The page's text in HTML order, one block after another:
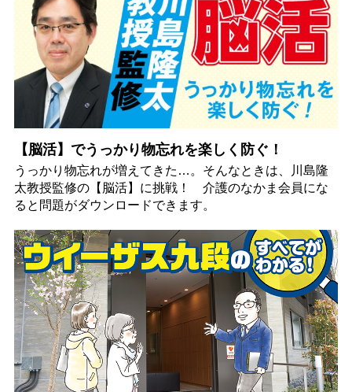
【脳活】でうっかり物忘れを楽しく防ぐ！
うっかり物忘れが増えてきた…。そんなときは、川島隆
太教授監修の【脳活】に挑戦！ 介護のなかま会員にな
ると問題がダウンロードできます。